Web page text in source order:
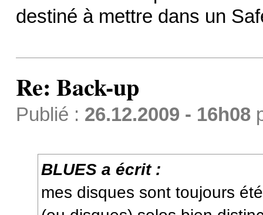
destiné à mettre dans un
Re: Back-up
Publié : 26.12.2009 - 16h08
BLUES a écrit :
mes disques sont toujours